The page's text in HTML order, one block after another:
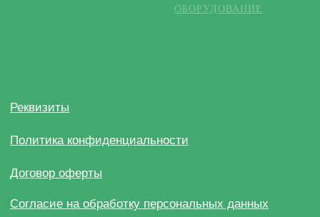
ОБОРУДОВАНИЕ